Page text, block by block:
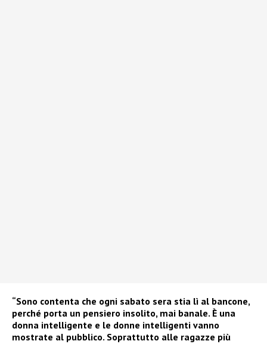
“Sono contenta che ogni sabato sera stia lì al bancone,
perché porta un pensiero insolito, mai banale. È una
donna intelligente e le donne intelligenti vanno
mostrate al pubblico. Soprattutto alle ragazze più